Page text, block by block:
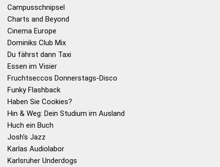
Campusschnipsel
Charts and Beyond
Cinema Europe
Dominiks Club Mix
Du fährst dann Taxi
Essen im Visier
Fruchtseccos Donnerstags-Disco
Funky Flashback
Haben Sie Cookies?
Hin & Weg: Dein Studium im Ausland
Huch ein Buch
Josh's Jazz
Karlas Audiolabor
Karlsruher Underdogs